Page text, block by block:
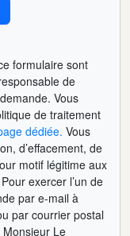
formulaire sont
de
Vous
de traitement
dédiée. Vous
d’effacement, de
motif légitime aux
exercer l’un de
par e-mail à
par courrier postal
Monsieur Le